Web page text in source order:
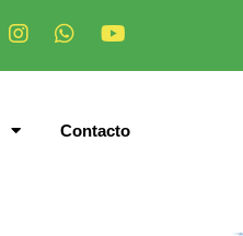
Contacto